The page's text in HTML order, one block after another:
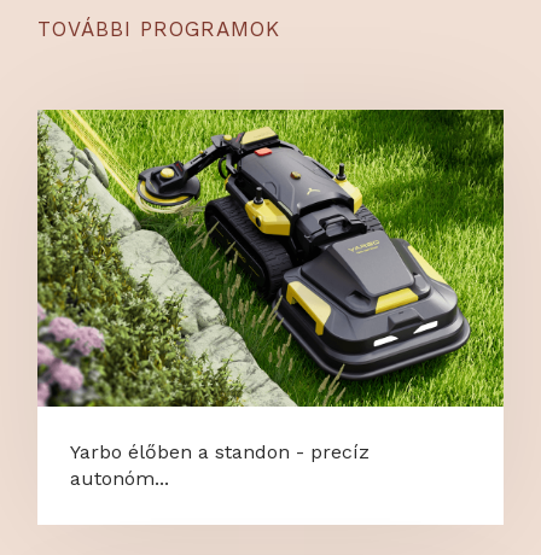
TOVÁBBI PROGRAMOK
Yarbo élőben a standon - precíz
autonóm...